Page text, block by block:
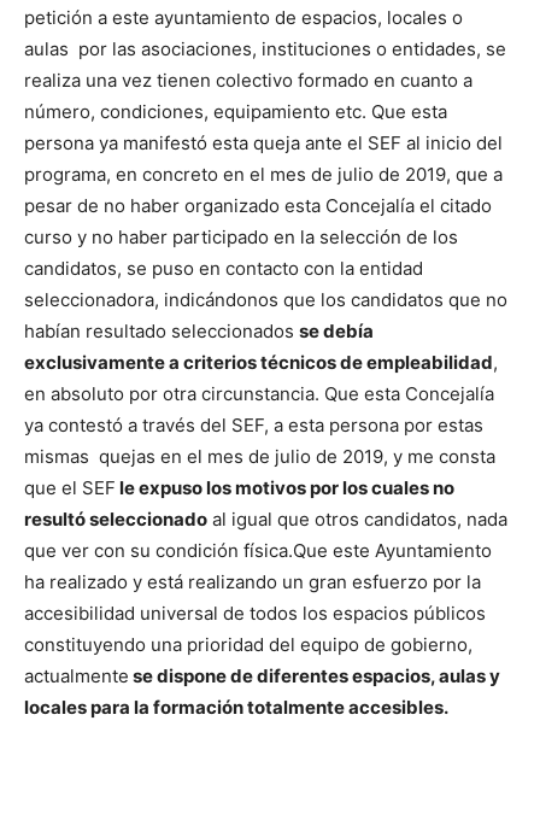
petición a este ayuntamiento de espacios, locales o
aulas por las asociaciones, instituciones o entidades, se
realiza una vez tienen colectivo formado en cuanto a
número, condiciones, equipamiento etc. Que esta
persona ya manifestó esta queja ante el SEF al inicio del
programa, en concreto en el mes de julio de 2019, que a
pesar de no haber organizado esta Concejalía el citado
curso y no haber participado en la selección de los
candidatos, se puso en contacto con la entidad
seleccionadora, indicándonos que los candidatos que no
habían resultado seleccionados se debía
exclusivamente a criterios técnicos de empleabilidad,
en absoluto por otra circunstancia. Que esta Concejalía
ya contestó a través del SEF, a esta persona por estas
mismas quejas en el mes de julio de 2019, y me consta
que el SEF le expuso los motivos por los cuales no
resultó seleccionado al igual que otros candidatos, nada
que ver con su condición física.Que este Ayuntamiento
ha realizado y está realizando un gran esfuerzo por la
accesibilidad universal de todos los espacios públicos
constituyendo una prioridad del equipo de gobierno,
actualmente se dispone de diferentes espacios, aulas y
locales para la formación totalmente accesibles.